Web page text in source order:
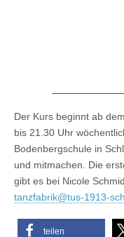
Der Kurs beginnt ab
bis 21.30 Uhr
Bodenbergschule in
und mitmachen. Die
gibt es bei Nicole
tanzfabrik@tus-1913-
teilen